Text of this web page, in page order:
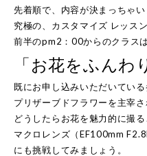
先着順で、内容が決まっちゃい
究極の、カスタマイズ レッスン
前半のpm2：00からのクラスは
「お花をふんわ
既にお申し込みいただいてい
プリザーブドフラワーを主宰さ
どうしたらお花を魅力的に撮る
マクロレンズ（EF100mm
にも挑戦してみましょう。